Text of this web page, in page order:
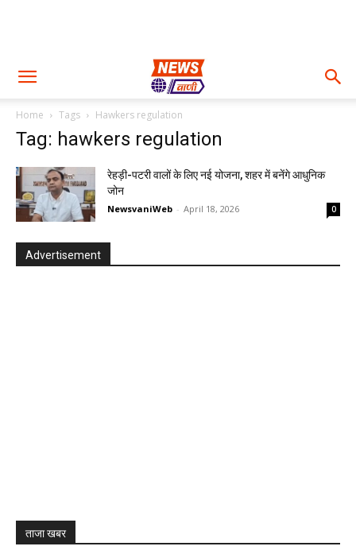
Home Tags Hawkers regulation
Tag: hawkers regulation
रेहड़ी-पटरी वालों के लिए नई योजना, शहर में बनेंगे आधुनिक
जोन
NewsvaniWeb - April 18, 2026 0
Advertisement
ताजा खबर